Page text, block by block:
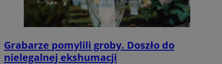
Grabarze pomylili groby. Doszło do
nielegalnej ekshumacji